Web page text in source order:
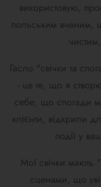
використовую,
польським вченим,
Гасло "свічки та
- це те, що я
себе, що спогади
клієнти, відкрили
події у
Мої свічки мають
сценами, що